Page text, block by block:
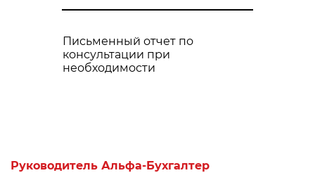
Письменный отчет по
консультации при
необходимости
Руководитель Альфа-Бухгалтер